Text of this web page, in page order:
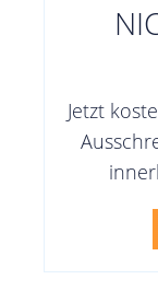
Jetzt